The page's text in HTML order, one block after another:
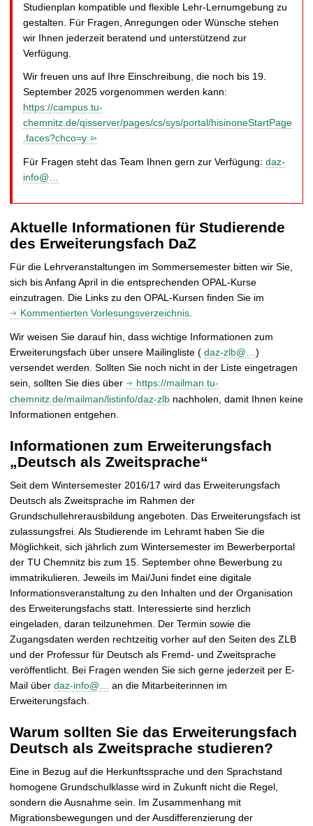
Studienplan kompatible und flexible Lehr-Lernumgebung zu
gestalten. Für Fragen, Anregungen oder Wünsche stehen
wir Ihnen jederzeit beratend und unterstützend zur
Verfügung.
Wir freuen uns auf Ihre Einschreibung, die noch bis 19.
September 2025 vorgenommen werden kann:
https://campus.tu-
chemnitz.de/qisserver/pages/cs/sys/portal/hisinoneStartPage
.faces?chco=y
Für Fragen steht das Team Ihnen gern zur Verfügung: daz-
info@…
Aktuelle Informationen für Studierende
des Erweiterungsfach DaZ
Für die Lehrveranstaltungen im Sommersemester bitten wir Sie,
sich bis Anfang April in die entsprechenden OPAL-Kurse
einzutragen. Die Links zu den OPAL-Kursen finden Sie im
Kommentierten Vorlesungsverzeichnis
Wir weisen Sie darauf hin, dass wichtige Informationen zum
Erweiterungsfach über unsere Mailingliste ( daz-zlb@… )
versendet werden. Sollten Sie noch nicht in der Liste eingetragen
sein, sollten Sie dies über
https://mailman.tu-
chemnitz.de/mailman/listinfo/daz-zlb nachholen, damit Ihnen keine
Informationen entgehen.
Informationen zum Erweiterungsfach
„Deutsch als Zweitsprache“
Seit dem Wintersemester 2016/17 wird das Erweiterungsfach
Deutsch als Zweitsprache im Rahmen der
Grundschullehrerausbildung angeboten. Das Erweiterungsfach ist
zulassungsfrei. Als Studierende im Lehramt haben Sie die
Möglichkeit, sich jährlich zum Wintersemester im Bewerberportal
der TU Chemnitz bis zum 15. September ohne Bewerbung zu
immatrikulieren. Jeweils im Mai/Juni findet eine digitale
Informationsveranstaltung zu den Inhalten und der Organisation
des Erweiterungsfachs statt. Interessierte sind herzlich
eingeladen, daran teilzunehmen. Der Termin sowie die
Zugangsdaten werden rechtzeitig vorher auf den Seiten des ZLB
und der Professur für Deutsch als Fremd- und Zweitsprache
veröffentlicht. Bei Fragen wenden Sie sich gerne jederzeit per E-
Mail über daz-info@…
an die Mitarbeiterinnen im
Erweiterungsfach.
Warum sollten Sie das Erweiterungsfach
Deutsch als Zweitsprache studieren?
Eine in Bezug auf die Herkunftssprache und den Sprachstand
homogene Grundschulklasse wird in Zukunft nicht die Regel,
sondern die Ausnahme sein. Im Zusammenhang mit
Migrationsbewegungen und der Ausdifferenzierung der